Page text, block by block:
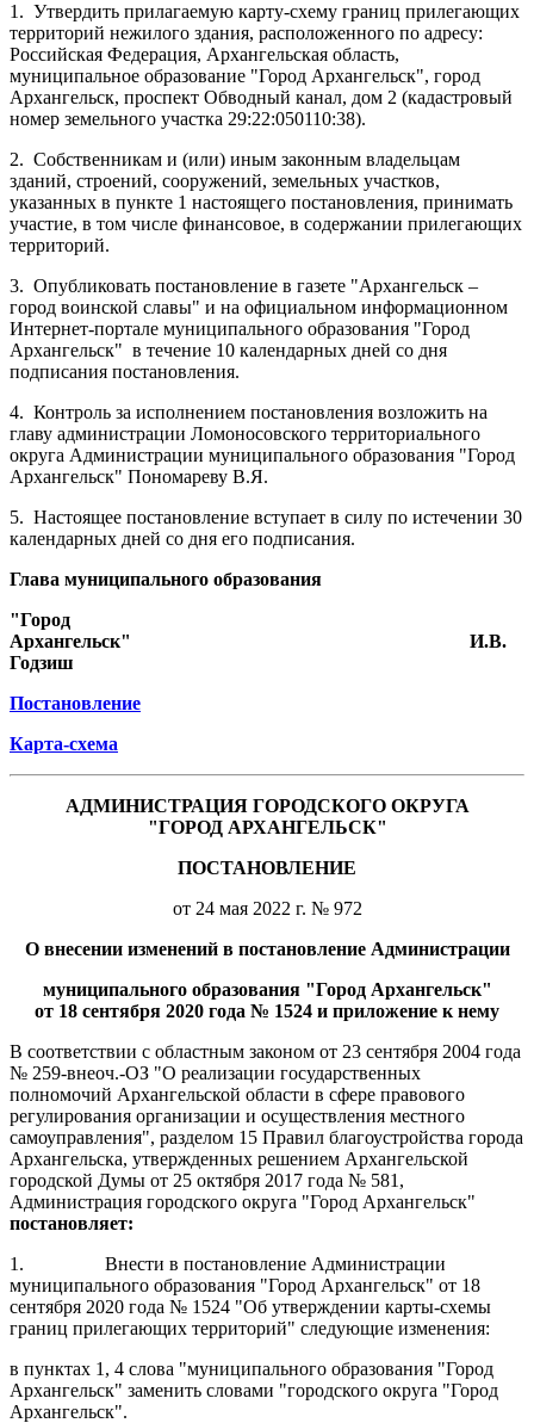
1. Утвердить прилагаемую карту-схему границ прилегающих
территорий нежилого здания, расположенного по адресу:
Российская Федерация, Архангельская область,
муниципальное образование "Город Архангельск", город
Архангельск, проспект Обводный канал, дом 2 (кадастровый
номер земельного участка 29:22:050110:38).
2. Собственникам и (или) иным законным владельцам
зданий, строений, сооружений, земельных участков,
указанных в пункте 1 настоящего постановления, принимать
участие, в том числе финансовое, в содержании прилегающих
территорий.
3. Опубликовать постановление в газете "Архангельск –
город воинской славы" и на официальном информационном
Интернет-портале муниципального образования "Город
Архангельск" в течение 10 календарных дней со дня
подписания постановления.
4. Контроль за исполнением постановления возложить на
главу администрации Ломоносовского территориального
округа Администрации муниципального образования "Город
Архангельск" Пономареву В.Я.
5. Настоящее постановление вступает в силу по истечении 30
календарных дней со дня его подписания.
Глава муниципального образования
"Город
Архангельск"
И.В.
Годзиш
Постановление
Карта-схема
АДМИНИСТРАЦИЯ ГОРОДСКОГО ОКРУГА
"ГОРОД АРХАНГЕЛЬСК"
ПОСТАНОВЛЕНИЕ
от 24 мая 2022 г. № 972
О внесении изменений в постановление Администрации
муниципального образования "Город Архангельск"
от 18 сентября 2020 года № 1524 и приложение к нему
В соответствии с областным законом от 23 сентября 2004 года
№ 259-внеоч.-ОЗ "О реализации государственных
полномочий Архангельской области в сфере правового
регулирования организации и осуществления местного
самоуправления", разделом 15 Правил благоустройства города
Архангельска, утвержденных решением Архангельской
городской Думы от 25 октября 2017 года № 581,
Администрация городского округа "Город Архангельск"
постановляет:
1.
Внести в постановление Администрации
муниципального образования "Город Архангельск" от 18
сентября 2020 года № 1524 "Об утверждении карты-схемы
границ прилегающих территорий" следующие изменения:
в пунктах 1, 4 слова "муниципального образования "Город
Архангельск" заменить словами "городского округа "Город
Архангельск".